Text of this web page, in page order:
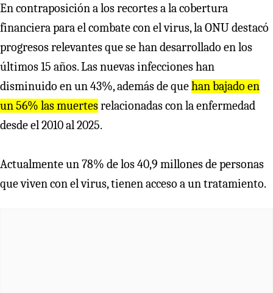
En contraposición a los recortes a la cobertura
financiera para el combate con el virus, la ONU destacó
progresos relevantes que se han desarrollado en los
últimos 15 años. Las nuevas infecciones han
disminuido en un 43%, además de quehan bajado en
un 56% las muertesrelacionadas con la enfermedad
desde el 2010 al 2025.
Actualmente un 78% de los 40,9 millones de personas
que viven con el virus, tienen acceso a un tratamiento.